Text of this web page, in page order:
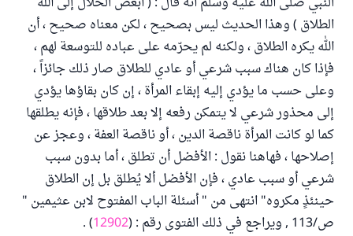
الطلاق ) وهذا الحديث ليس بصحيح ، لكن معناه صحيح ، أن
الله يكره الطلاق ، ولكنه لم يحرّمه على عباده للتوسعة لهم ،
فإذا كان هناك سبب شرعي أو عادي للطلاق صار ذلك جائزاً ،
وعلى حسب ما يؤدي إليه إبقاء المرأة ، إن كان بقاؤها يؤدي
إلى محذور شرعي لا يتمكن رفعه إلا بعد طلاقها ، فإنه يطلقها
كما لو كانت المرأة ناقصة الدين ، أو ناقصة العفة ، وعجز عن
إصلاحها ، فهاهنا نقول : الأفضل أن تطلق ، أما بدون سبب
شرعي أو سبب عادي ، فإن الأفضل ألا يُطلق بل إن الطلاق
حينئذٍ مكروه" انتهى من " أسئلة الباب المفتوح لابن عثيمين "
ص/113 , ويراجع في ذلك الفتوى رقم : (
12902
) .